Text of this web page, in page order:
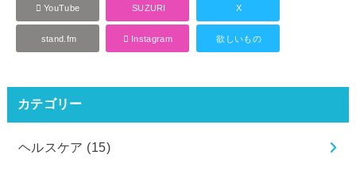
YouTube SUZURI X
stand.fm Instagram 欲しいもの
カテゴリー
ヘルスケア (15)